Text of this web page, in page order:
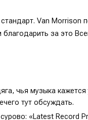
Van Morrison
за это
чья музыка
тут обсуждать.
«Latest Record